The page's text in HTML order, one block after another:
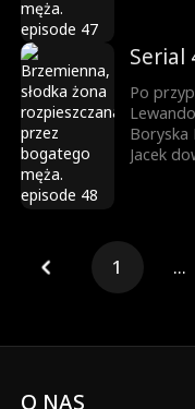
się do
uczucie.
ojca, a
i
Serial
Po
Boryska
Jacek
ojca, a
i
1 ...
O NAS